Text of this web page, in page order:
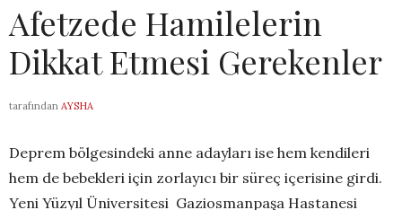
Afetzede Hamilelerin
Dikkat Etmesi Gerekenler
tarafından AYSHA
Deprem bölgesindeki anne adayları ise hem kendileri
hem de bebekleri için zorlayıcı bir süreç içerisine girdi.
Yeni Yüzyıl Üniversitesi Gaziosmanpaşa Hastanesi